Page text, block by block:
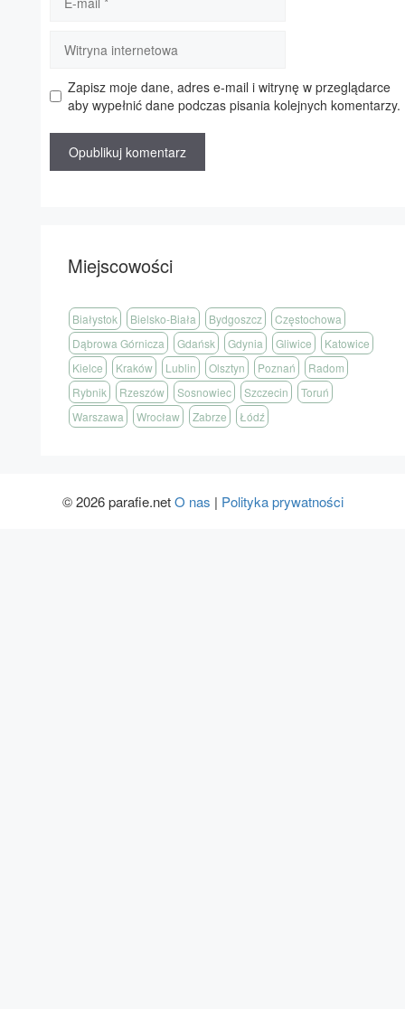
mail
internetowa
Zapisz moje dane, adres e-mail i witrynę w przeglądarce
aby wypełnić dane podczas pisania kolejnych komentarzy.
Miejscowości
Białystok Bielsko-Biała Bydgoszcz
Częstochowa
Dąbrowa Górnicza
Gdańsk Gdynia Gliwice
Katowice
Kielce
Kraków Lublin Olsztyn Poznań
Radom
Rybnik
Rzeszów Sosnowiec Szczecin
Toruń
Warszawa
Wrocław Zabrze Łódź
© 2026 parafie.netO nas | Polityka prywatności